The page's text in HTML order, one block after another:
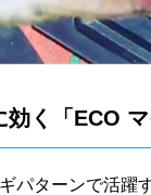
効く「ECO
パターンで活躍